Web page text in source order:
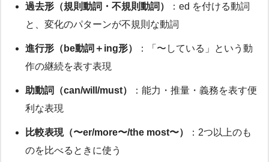
過去形（規則動詞・不規則動詞）
：ed を付ける動詞
と、変化のパターンが不規則な動詞
進行形（be動詞＋ing形）
：「〜している」という動
作の継続を表す表現
助動詞（can/will/must）
：能力・推量・義務を表す便
利な表現
比較表現（〜er/more〜/the most〜）
：2つ以上のも
のを比べるときに使う